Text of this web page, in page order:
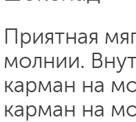
Приятная
молнии.
карман на
карман на